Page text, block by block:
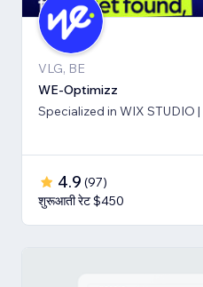
VLG, BE
WE-Optimizz
4.9 (97)
शुरूआती रेट $450